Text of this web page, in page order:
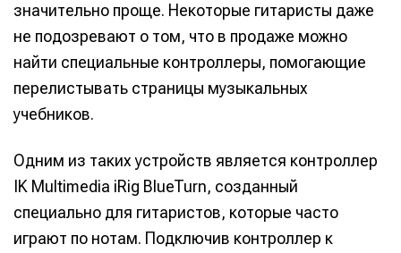
значительно проще. Некоторые гитаристы даже
не подозревают о том, что в продаже можно
найти специальные контроллеры, помогающие
перелистывать страницы музыкальных
учебников.
Одним из таких устройств является контроллер
IK Multimedia iRig BlueTurn, созданный
специально для гитаристов, которые часто
играют по нотам. Подключив контроллер к